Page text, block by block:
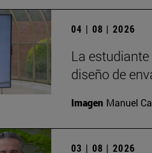
04 | 08 | 2026
La
diseño de
Imagen Manuel
03 | 08 | 2026